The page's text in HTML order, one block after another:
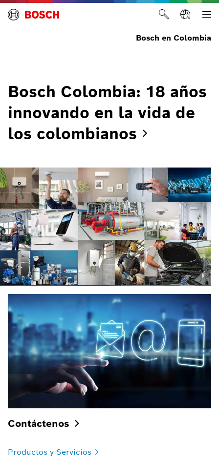
Bosch en Colombia
Bosch Colombia: 18 años
innovando en la vida de
los colombianos
Contáctenos
Productos y Servicios